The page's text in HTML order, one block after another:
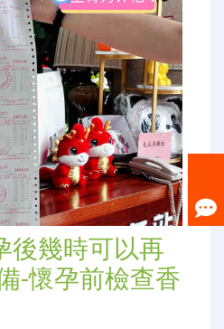
後幾時可以再
-懷孕前檢查香